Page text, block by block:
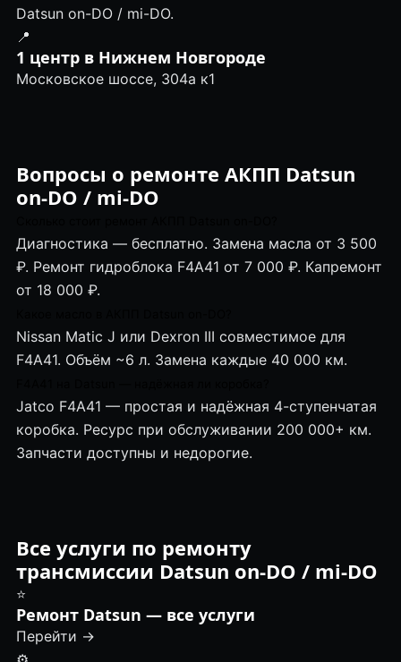
Datsun on-DO / mi-DO.
📍
1 центр в Нижнем Новгороде
Московское шоссе, 304а к1
Вопросы о ремонте АКПП Datsun
on-DO / mi-DO
Диагностика — бесплатно. Замена масла от 3 500
₽. Ремонт гидроблока F4A41 от 7 000 ₽. Капремонт
от 18 000 ₽.
Nissan Matic J или Dexron III совместимое для
F4A41. Объём ~6 л. Замена каждые 40 000 км.
Jatco F4A41 — простая и надёжная 4-ступенчатая
коробка. Ресурс при обслуживании 200 000+ км.
Запчасти доступны и недорогие.
Все услуги по ремонту
трансмиссии Datsun on-DO / mi-DO
⭐
Ремонт Datsun — все услуги
Перейти →